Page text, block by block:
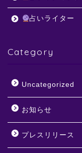
占いライター
Category
Uncategorized
お知らせ
プレスリリース